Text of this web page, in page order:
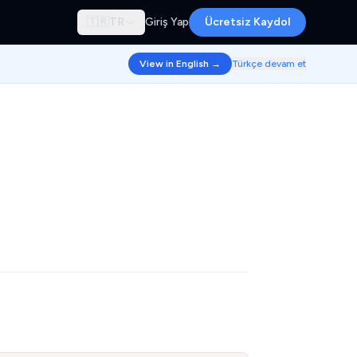
🇹🇷 TR Giriş Yap Ücretsiz Kaydol
View in English → Türkçe devam et